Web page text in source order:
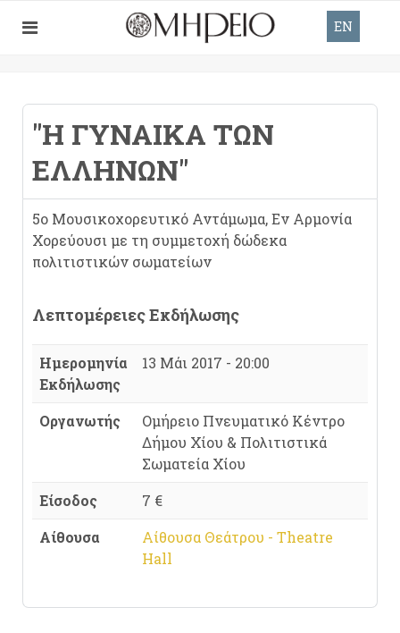
EN
"Η ΓΥΝΑΊΚΑ ΤΩΝ
ΕΛΛΉΝΩΝ"
5ο Μουσικοχορευτικό Αντάμωμα, Εν Αρμονία
Χορεύουσι με τη συμμετοχή δώδεκα
πολιτιστικών σωματείων
Λεπτομέρειες Εκδήλωσης
Ημερομηνία
Εκδήλωσης
13 Μάι 2017 - 20:00
Οργανωτής
Ομήρειο Πνευματικό Κέντρο
Δήμου Χίου & Πολιτιστικά
Σωματεία Χίου
Είσοδος
7 €
Αίθουσα
Αίθουσα Θεάτρου - Theatre
Hall